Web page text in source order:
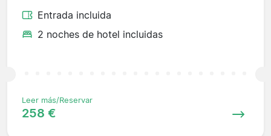
Entrada incluida
2 noches de hotel incluidas
Leer más/Reservar
258 €